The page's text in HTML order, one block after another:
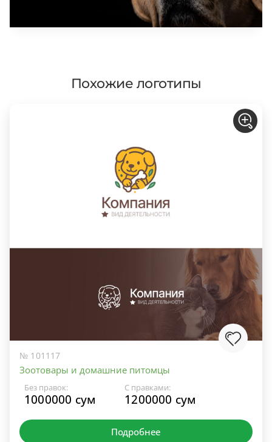
Похожие логотипы
№ 101117
Зоотовары и домашние питомцы
Без правок:
1000000 сум
С правками:
1200000 сум
Подробнее